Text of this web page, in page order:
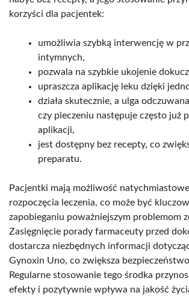
korzyści dla pacjentek:
umożliwia szybką interwencję w
intymnych,
pozwala na szybkie ukojenie
upraszcza aplikację leku dzięki
działa skutecznie, a ulga
czy pieczeniu następuje często już
aplikacji,
jest dostępny bez recepty, co
preparatu.
Pacjentki mają możliwość
rozpoczęcia leczenia, co może być
zapobieganiu poważniejszym problemom
Zasięgnięcie porady farmaceuty przed
dostarcza niezbędnych informacji
Gynoxin Uno, co zwiększa
Regularne stosowanie tego środka
efekty i pozytywnie wpływa na jakość